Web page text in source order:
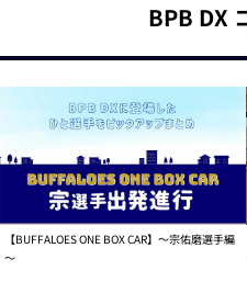
BPB DX
【BUFFALOES ONE BOX CAR】～宗佑磨選手編
～